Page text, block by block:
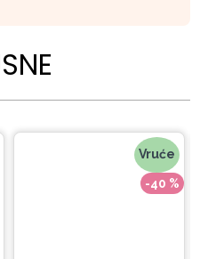
Vruće
-40 %